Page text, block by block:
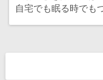
自宅でも眠る時でも